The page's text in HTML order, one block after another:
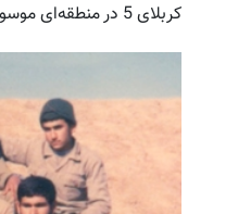
کربلای 5 در منطقه‌ای موسوم به «گروهان پل» در حوالی آبادان برداشته شده است.